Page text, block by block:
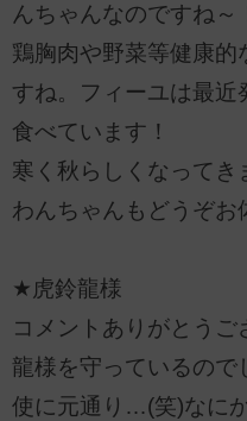
んちゃんなのですね～
鶏胸肉や野菜等健康
すね。フィーユは最
食べています！
寒く秋らしくなってき
わんちゃんもどうぞお
★虎鈴龍様
コメントありがとう
龍様を守っているので
使に元通り…(笑)なに